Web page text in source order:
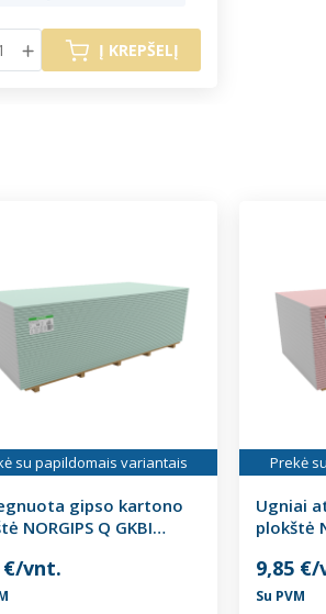
Į KREPŠELĮ
gipso kartono
NORGIPS Q GKBI
€/vnt.
su papildomais variantais
Ugniai
plokštė
9,85
Su PVM
Prekė